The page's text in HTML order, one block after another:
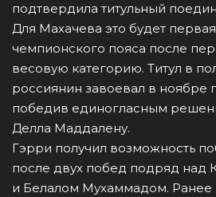
подтвердила титульный
Для Махачева это будет
чемпионского пояса после
весовую категорию. Титул в
россиянин завоевал в ноябре
победив единогласным
Делла Маддалену.
Гэрри получил возможность
после двух побед подряд над
и Белалом Мухаммадом. Ранее